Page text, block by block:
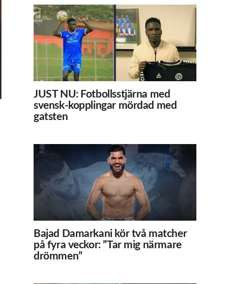
JUST NU: Fotbollsstjärna med
svensk-kopplingar mördad med
gatsten
Bajad Damarkani kör två matcher
på fyra veckor: ”Tar mig närmare
drömmen”